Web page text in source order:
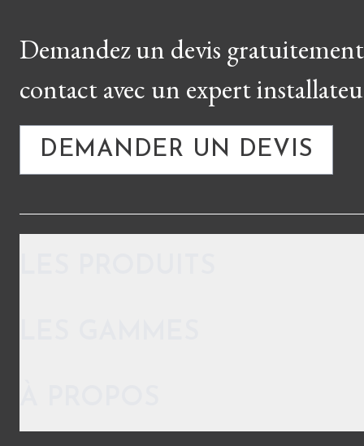
Demandez un devis
contact avec un expert
DEMANDER UN DEVIS